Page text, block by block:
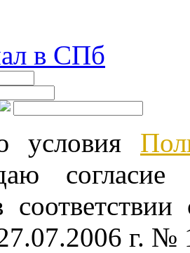
в СПб
условия
27.07.2006 г.